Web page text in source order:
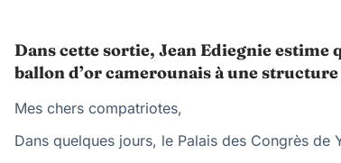
Dans cette sortie, Jean Ediegnie
ballon d’or camerounais à une
Mes chers compatriotes,
Dans quelques jours, le Palais des Congrès de